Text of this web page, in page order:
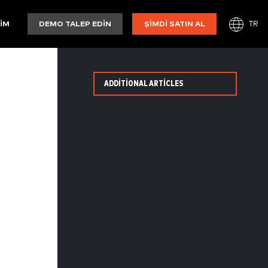
DEMO TALEP EDIN ŞIMDI SATIN AL TR
ADDITIONAL ARTICLES